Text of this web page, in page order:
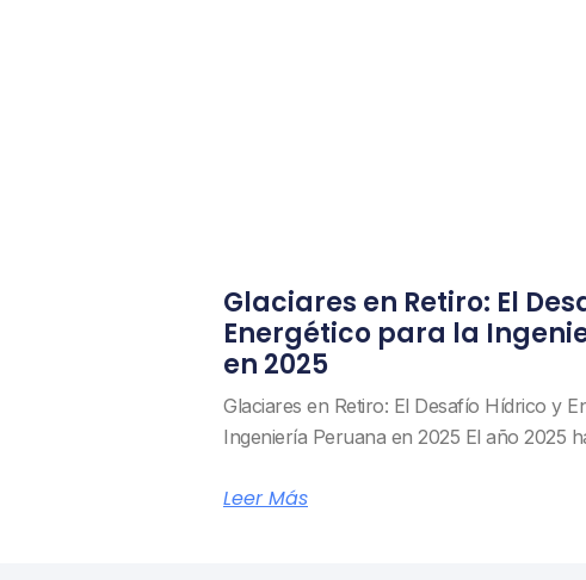
Glaciares en Retiro: El
Energético para la
en 2025
Glaciares en Retiro: El Desafío Hídrico y
Ingeniería Peruana en 2025 El año 2025
Leer Más